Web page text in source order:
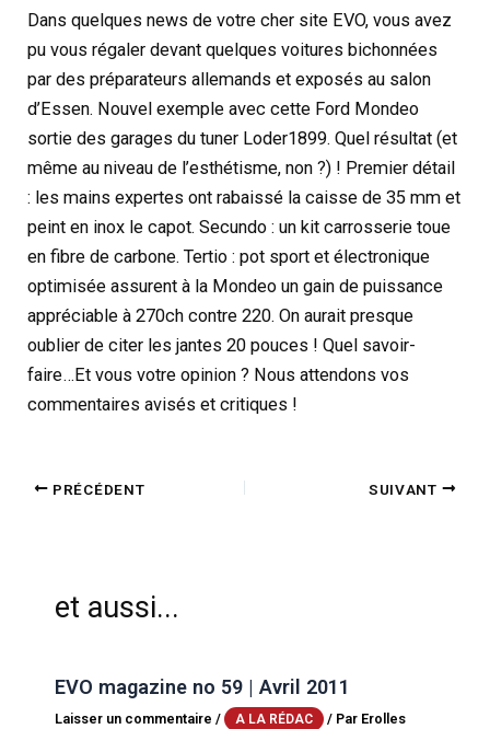
Dans quelques news de votre cher site EVO, vous avez
pu vous régaler devant quelques voitures bichonnées
par des préparateurs allemands et exposés au salon
d’Essen. Nouvel exemple avec cette Ford Mondeo
sortie des garages du tuner Loder1899. Quel résultat (et
même au niveau de l’esthétisme, non ?) ! Premier détail
: les mains expertes ont rabaissé la caisse de 35 mm et
peint en inox le capot. Secundo : un kit carrosserie toue
en fibre de carbone. Tertio : pot sport et électronique
optimisée assurent à la Mondeo un gain de puissance
appréciable à 270ch contre 220. On aurait presque
oublier de citer les jantes 20 pouces ! Quel savoir-
faire…Et vous votre opinion ? Nous attendons vos
commentaires avisés et critiques !
PRÉCÉDENT SUIVANT
et aussi...
EVO magazine no 59 | Avril 2011
Laisser un commentaire / A LA RÉDAC / Par Erolles